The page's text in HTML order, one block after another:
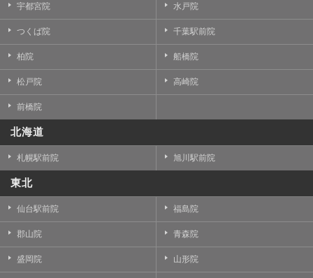
宇都宮院 水戸院
つくば院 千葉駅前院
柏院 船橋院
松戸院 高崎院
前橋院
北海道
札幌駅前院 旭川駅前院
東北
仙台駅前院 福島院
郡山院 青森院
盛岡院 山形院